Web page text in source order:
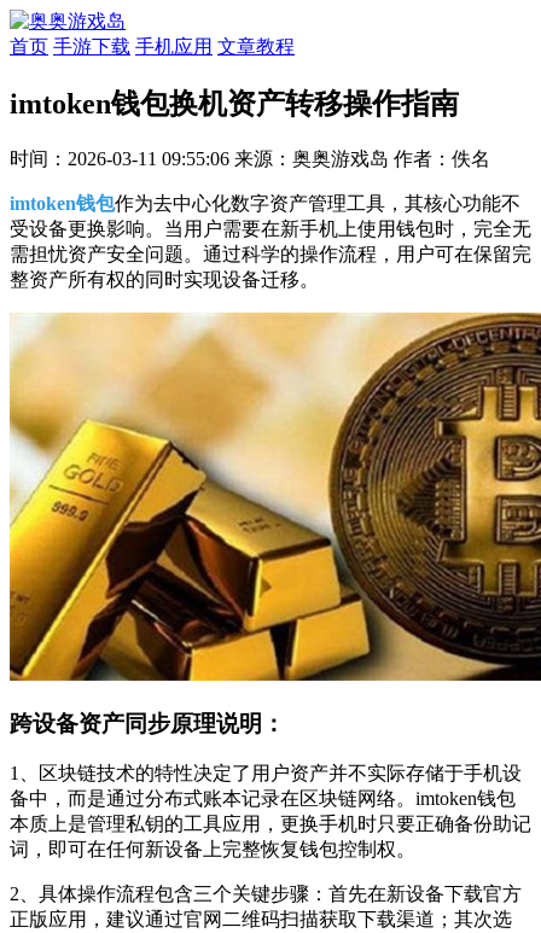
首页 手游下载 手机应用 文章教程
imtoken钱包换机资产转移操作指南
时间：2026-03-11 09:55:06 来源：奥奥游戏岛 作者：佚名
imtoken钱包作为去中心化数字资产管理工具，其核心功能不
受设备更换影响。当用户需要在新手机上使用钱包时，完全无
需担忧资产安全问题。通过科学的操作流程，用户可在保留完
整资产所有权的同时实现设备迁移。
跨设备资产同步原理说明：
1、区块链技术的特性决定了用户资产并不实际存储于手机设
备中，而是通过分布式账本记录在区块链网络。imtoken钱包
本质上是管理私钥的工具应用，更换手机时只要正确备份助记
词，即可在任何新设备上完整恢复钱包控制权。
2、具体操作流程包含三个关键步骤：首先在新设备下载官方
正版应用，建议通过官网二维码扫描获取下载渠道；其次选